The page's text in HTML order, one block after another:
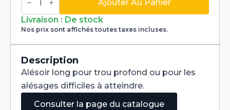
de
Machine
Long
Precision
Queue
Cylindrique
Carbure
3.98
Ajouter Au Panier
Livraison : De stock
Nos prix sont affichés toutes taxes incluses.
Description
Alésoir long pour trou profond ou pour les
alésages difficiles à atteindre.
Consulter la page du catalogue